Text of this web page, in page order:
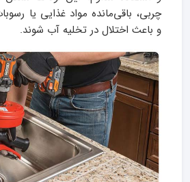
چربی، باقی‌مانده مواد غذایی یا
و باعث اختلال در تخلیه آب شوند.